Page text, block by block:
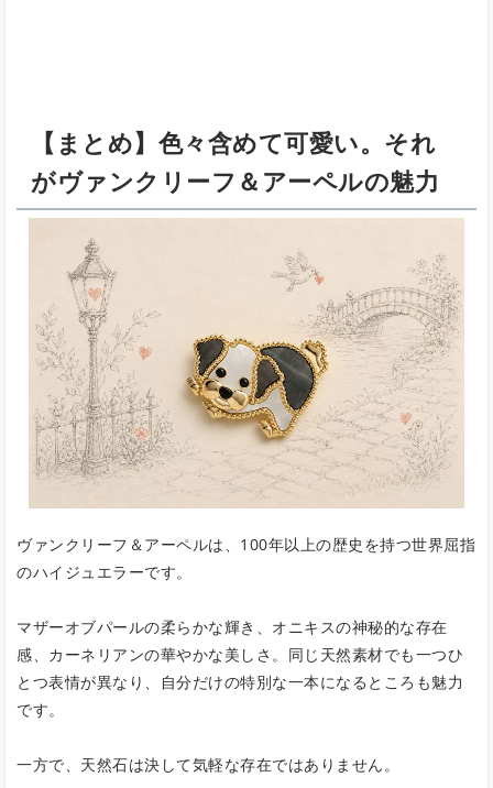
【まとめ】色々含めて可愛い。それ
がヴァンクリーフ＆アーペルの魅力
ヴァンクリーフ＆アーペルは、100年以上の歴史を持つ世界屈指
のハイジュエラーです。
マザーオブパールの柔らかな輝き、オニキスの神秘的な存在
感、カーネリアンの華やかな美しさ。同じ天然素材でも一つひ
とつ表情が異なり、自分だけの特別な一本になるところも魅力
です。
一方で、天然石は決して気軽な存在ではありません。